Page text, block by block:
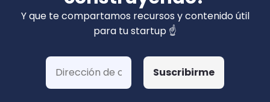
privados). Hemos ganado más de 15 fondos
de Corfo y 3 Startups Chile, además de otras
postulaciones o convocatorias.
Y que te compartamos recursos y contenido útil
para tu startup ☝️